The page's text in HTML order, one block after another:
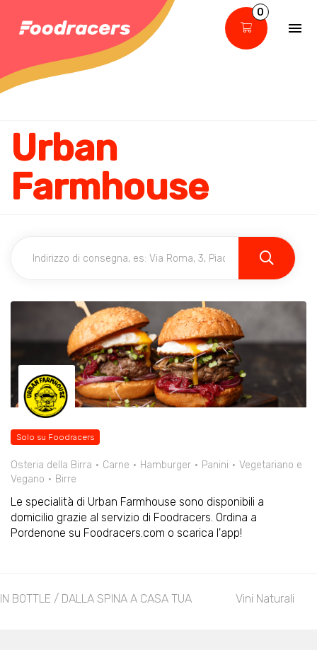
0
Urban
Farmhouse
Solo su Foodracers
Osteria della Birra Carne Hamburger Panini
Vegetariano e
Vegano
Birre
Le specialità di Urban Farmhouse sono disponibili a
domicilio grazie al servizio di Foodracers. Ordina a
Pordenone su Foodracers.com o scarica l'app!
BOTTLE / DALLA SPINA A CASA TUA Vini Naturali